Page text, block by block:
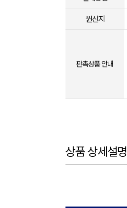
원산지
판촉상품 안내
상품 상세설명